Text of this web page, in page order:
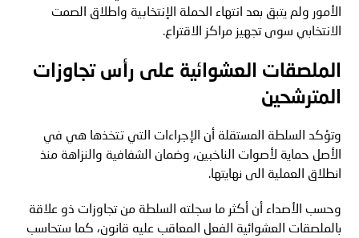
الأمور ولم يتبق بعد انتهاء الحملة الإنتخابية واطلاق الصمت
الانتخابي سوى تجهيز مراكز الاقتراع.
الملصقات العشوائية على رأس تجاوزات
المترشحين
وتؤكد السلطة المستقلة أن الإجراءات التي تتخذها هي في
الأصل حماية لأصوات الناخبين، وضمان الشفافية والنزاهة منذ
انطلاق العملية الى نهايتها.
وحسب الأصداء أن أكثر ما سجلته السلطة من تجاوزات ذو علاقة
بالملصقات العشوائية الفعل المعاقب عليه قانون، كما ستحاسب